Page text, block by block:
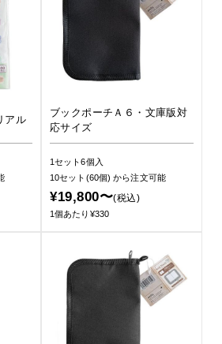
アル
ブックポーチＡ６・文庫版対
応サイズ
1セット6個入
10セット(60個)から注文可能
¥19,800〜(税込)
1個あたり¥330